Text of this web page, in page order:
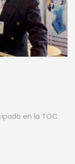
en la TOC